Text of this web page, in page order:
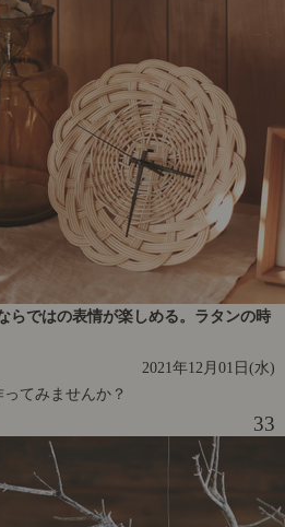
らではの表情が楽しめる。ラタンの時
2021年12月01日(水)
てみませんか？
33